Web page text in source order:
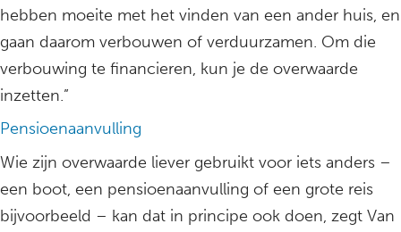
hebben moeite met het vinden van een ander huis, en
gaan daarom verbouwen of verduurzamen. Om die
verbouwing te financieren, kun je de overwaarde
inzetten.”
Pensioenaanvulling
Wie zijn overwaarde liever gebruikt voor iets anders –
een boot, een pensioenaanvulling of een grote reis
bijvoorbeeld – kan dat in principe ook doen, zegt Van